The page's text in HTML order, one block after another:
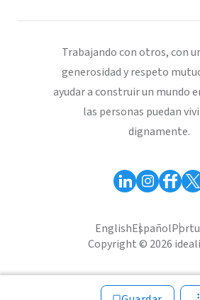
Trabajando con otros, con
generosidad y respeto
ayudar a construir un mundo
las personas puedan
dignamente.
EnglishEspañol
Copyright © 2026